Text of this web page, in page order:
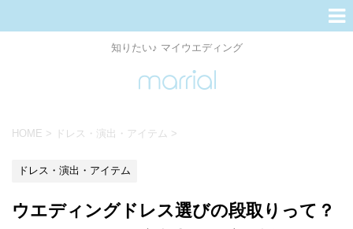
知りたい♪ マイウエディング
HOME > ドレス・演出・アイテム >
ドレス・演出・アイテム
ウエディングドレス選びの段取りって？